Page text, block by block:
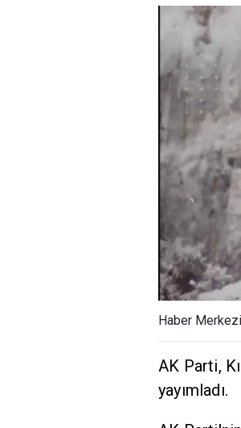
Haber Merkezi
AK Parti,
yayımladı.